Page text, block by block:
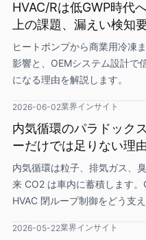
HVAC/Rは低GWP時代
上の課題、漏えい検知
ヒートポンプから商業用冷凍
影響と、OEMシステム設計で
になる理由を解説します。
2026-06-02業界インサイト
内気循環のパラドック
ーだけでは足りない理
内気循環は粒子、排気ガス、
来 CO2 は車内に蓄積します
HVAC 閉ループ制御をどう支
2026-05-22業界インサイト